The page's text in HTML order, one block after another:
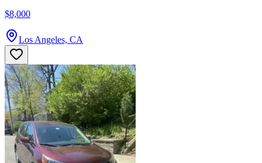
$8,000
Los Angeles, CA